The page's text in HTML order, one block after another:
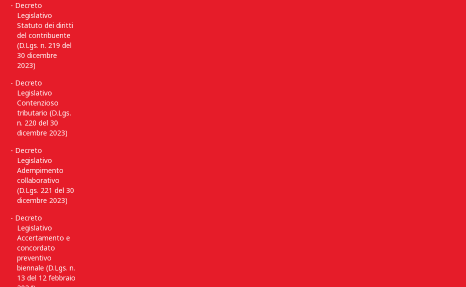
Decreto
Legislativo
Statuto dei diritti
del contribuente
(D.Lgs. n. 219 del
30 dicembre
2023)
Decreto
Legislativo
Contenzioso
tributario (D.Lgs.
n. 220 del 30
dicembre 2023)
Decreto
Legislativo
Adempimento
collaborativo
(D.Lgs. 221 del 30
dicembre 2023)
Decreto
Legislativo
Accertamento e
concordato
preventivo
biennale (D.Lgs. n.
13 del 12 febbraio